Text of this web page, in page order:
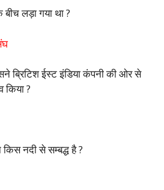
लड़ा गया था ?
ब्रिटिश ईस्ट इंडिया कंपनी की ओर से
किया ?
किस नदी से सम्बद्ध है ?